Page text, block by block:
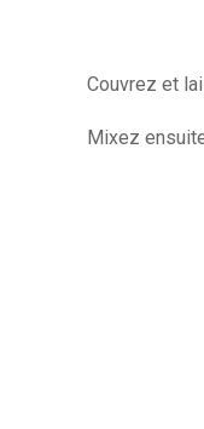
Couvrez et
Mixez